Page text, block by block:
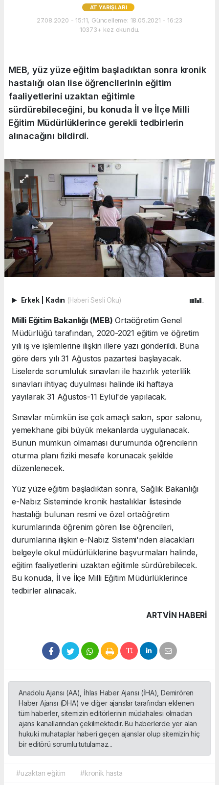
AT YARIŞLARI
27.08.2020 - 15:11, Güncelleme: 18.05.2021 - 16:23
10373+ kez okundu.
MEB, yüz yüze eğitim başladıktan sonra kronik
hastalığı olan lise öğrencilerinin eğitim
faaliyetlerini uzaktan eğitimle
sürdürebileceğini, bu konuda İl ve İlçe Milli
Eğitim Müdürlüklerince gerekli tedbirlerin
alınacağını bildirdi.
Erkek Kadın (Haberi Sesli Oku)
Milli Eğitim Bakanlığı (MEB) Ortaöğretim Genel
Müdürlüğü tarafından, 2020-2021 eğitim ve öğretim
yılı iş ve işlemlerine ilişkin illere yazı gönderildi. Buna
göre ders yılı 31 Ağustos pazartesi başlayacak.
Liselerde sorumluluk sınavları ile hazırlık yeterlilik
sınavları ihtiyaç duyulması halinde iki haftaya
yayılarak 31 Ağustos-11 Eylül'de yapılacak.
Sınavlar mümkün ise çok amaçlı salon, spor salonu,
yemekhane gibi büyük mekanlarda uygulanacak.
Bunun mümkün olmaması durumunda öğrencilerin
oturma planı fiziki mesafe korunacak şekilde
düzenlenecek.
Yüz yüze eğitim başladıktan sonra, Sağlık Bakanlığı
e-Nabız Sisteminde kronik hastalıklar listesinde
hastalığı bulunan resmi ve özel ortaöğretim
kurumlarında öğrenim gören lise öğrencileri,
durumlarına ilişkin e-Nabız Sistemi'nden alacakları
belgeyle okul müdürlüklerine başvurmaları halinde,
eğitim faaliyetlerini uzaktan eğitimle sürdürebilecek.
Bu konuda, İl ve İlçe Milli Eğitim Müdürlüklerince
tedbirler alınacak.
ARTVIN HABERİ
Anadolu Ajansı (AA), İhlas Haber Ajansı (İHA), Demirören
Haber Ajansı (DHA) ve diğer ajanslar tarafından eklenen
tüm haberler, sitemizin editörlerinin müdahalesi olmadan
ajans kanallarından çekilmektedir. Bu haberlerde yer alan
hukuki muhataplar haberi geçen ajanslar olup sitemizin hiç
bir editörü sorumlu tutulamaz...
#uzaktan eğitim #kronik hasta